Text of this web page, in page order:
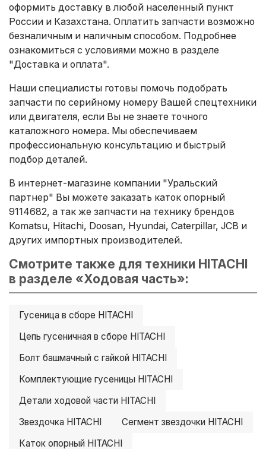
оформить доставку в любой населенный пункт
России и Казахстана. Оплатить запчасти возможно
безналичным и наличным способом. Подробнее
ознакомиться с условиями можно в разделе
"Доставка и оплата".
Наши специалисты готовы помочь подобрать
запчасти по серийному номеру Вашей спецтехники
или двигателя, если Вы не знаете точного
каталожного номера. Мы обеспечиваем
профессиональную консультацию и быстрый
подбор деталей.
В интернет-магазине компании "Уральский
партнер" Вы можете заказать каток опорный
9114682, а так же запчасти на технику брендов
Komatsu, Hitachi, Doosan, Hyundai, Caterpillar, JCB и
других импортных производителей.
Смотрите также для техники HITACHI
в разделе «Ходовая часть»:
Гусеница в сборе HITACHI
Цепь гусеничная в сборе HITACHI
Болт башмачный с гайкой HITACHI
Комплектующие гусеницы HITACHI
Детали ходовой части HITACHI
Звездочка HITACHI
Сегмент звездочки HITACHI
Каток опорный HITACHI